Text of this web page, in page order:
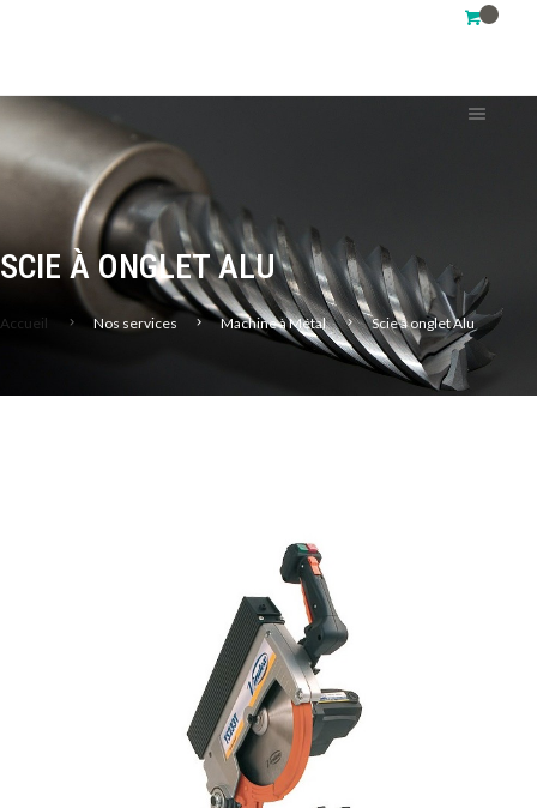
SCIE À ONGLET ALU
Accueil Nos services Machine à Métal Scie à onglet Alu